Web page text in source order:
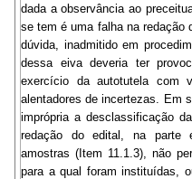
dada a observância ao
se tem é uma falha na redação
dúvida, inadmitido em
dessa eiva deveria ter
exercício da autotutela com
alentadores de incertezas. Em
imprópria a desclassificação
redação do edital, na parte
amostras (Item 11.1.3), não
para a qual foram instituídas,